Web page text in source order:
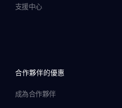
支援中心
合作夥伴的優惠
成為合作夥伴